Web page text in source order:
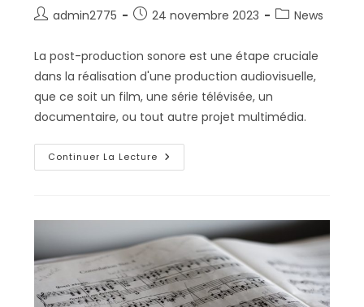
Auteur/autrice
la
publication :
admin2775
Publication
24 novembre 2023
PostNews
La post-production sonore est une étape cruciale
dans la réalisation d'une production audiovisuelle,
que ce soit un film, une série télévisée, un
documentaire, ou tout autre projet multimédia.
Continuer La Lecture La
Post-